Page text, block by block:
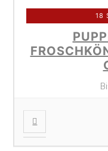
18